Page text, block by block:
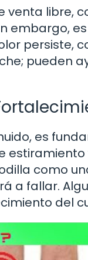
libre,
embargo,
persiste,
pueden
es
como
a fallar.
del